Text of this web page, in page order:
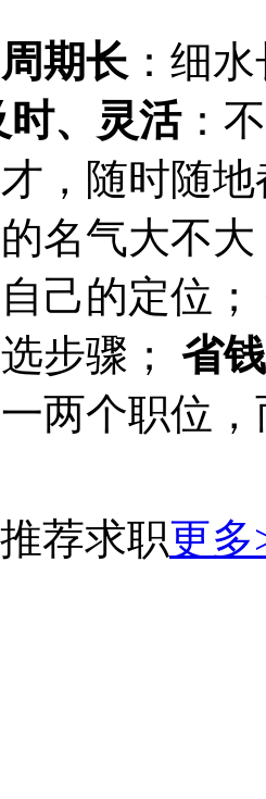
期长 ：细
时、灵活：
，随时随
名气大不
己的定位；
步骤； 省
两个职位
荐求职更多